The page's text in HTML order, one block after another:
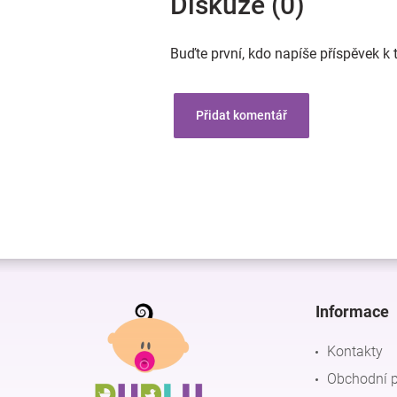
Buďte první, kdo napíše příspěvek k
Přidat komentář
Z
Informace
Kontakty
Obchodní